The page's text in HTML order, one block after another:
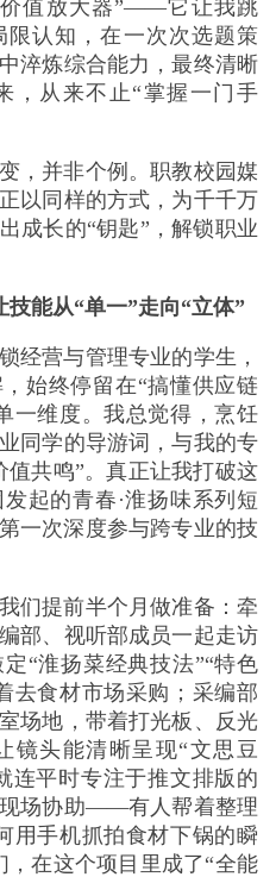
值放大器”——它让我跳
限认知，在一次次选题策
淬炼综合能力，最终清晰
，从来不止“掌握一门手
，并非个例。职教校园媒
以同样的方式，为千千万
成长的“钥匙”，解锁职业
能从“单一”走向“立体”
经营与管理专业的学生，
始终停留在“搞懂供应链
一维度。我总觉得，烹饪
同学的导游词，与我的专
值共鸣”。真正让我打破这
起的青春·淮扬味系列短
一次深度参与跨专业的技
们提前半个月做准备：牵
部、视听部成员一起走访
“淮扬菜经典技法”“特色
去食材市场采购；采编部
场地，带着打光板、反光
镜头能清晰呈现“文思豆
连平时专注于推文排版的
场协助——有人帮着整理
用手机抓拍食材下锅的瞬
，在这个项目里成了“全能